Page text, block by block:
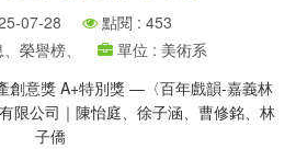
07-28
點閱 : 453
榮譽榜、
單位 : 美術系
創意獎 A+特別獎 —〈百年戲韻-嘉義林
限公司｜陳怡庭、徐子涵、曹修銘、林
子僑